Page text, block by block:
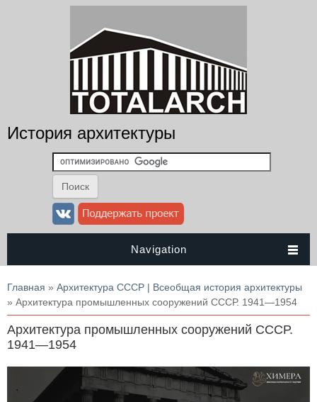
История архитектуры
Navigation
Вы здесь
Главная » Архитектура СССР | Всеобщая история архитектуры
» Архитектура промышленных сооружений СССР. 1941—1954
Архитектура промышленных сооружений СССР.
1941—1954